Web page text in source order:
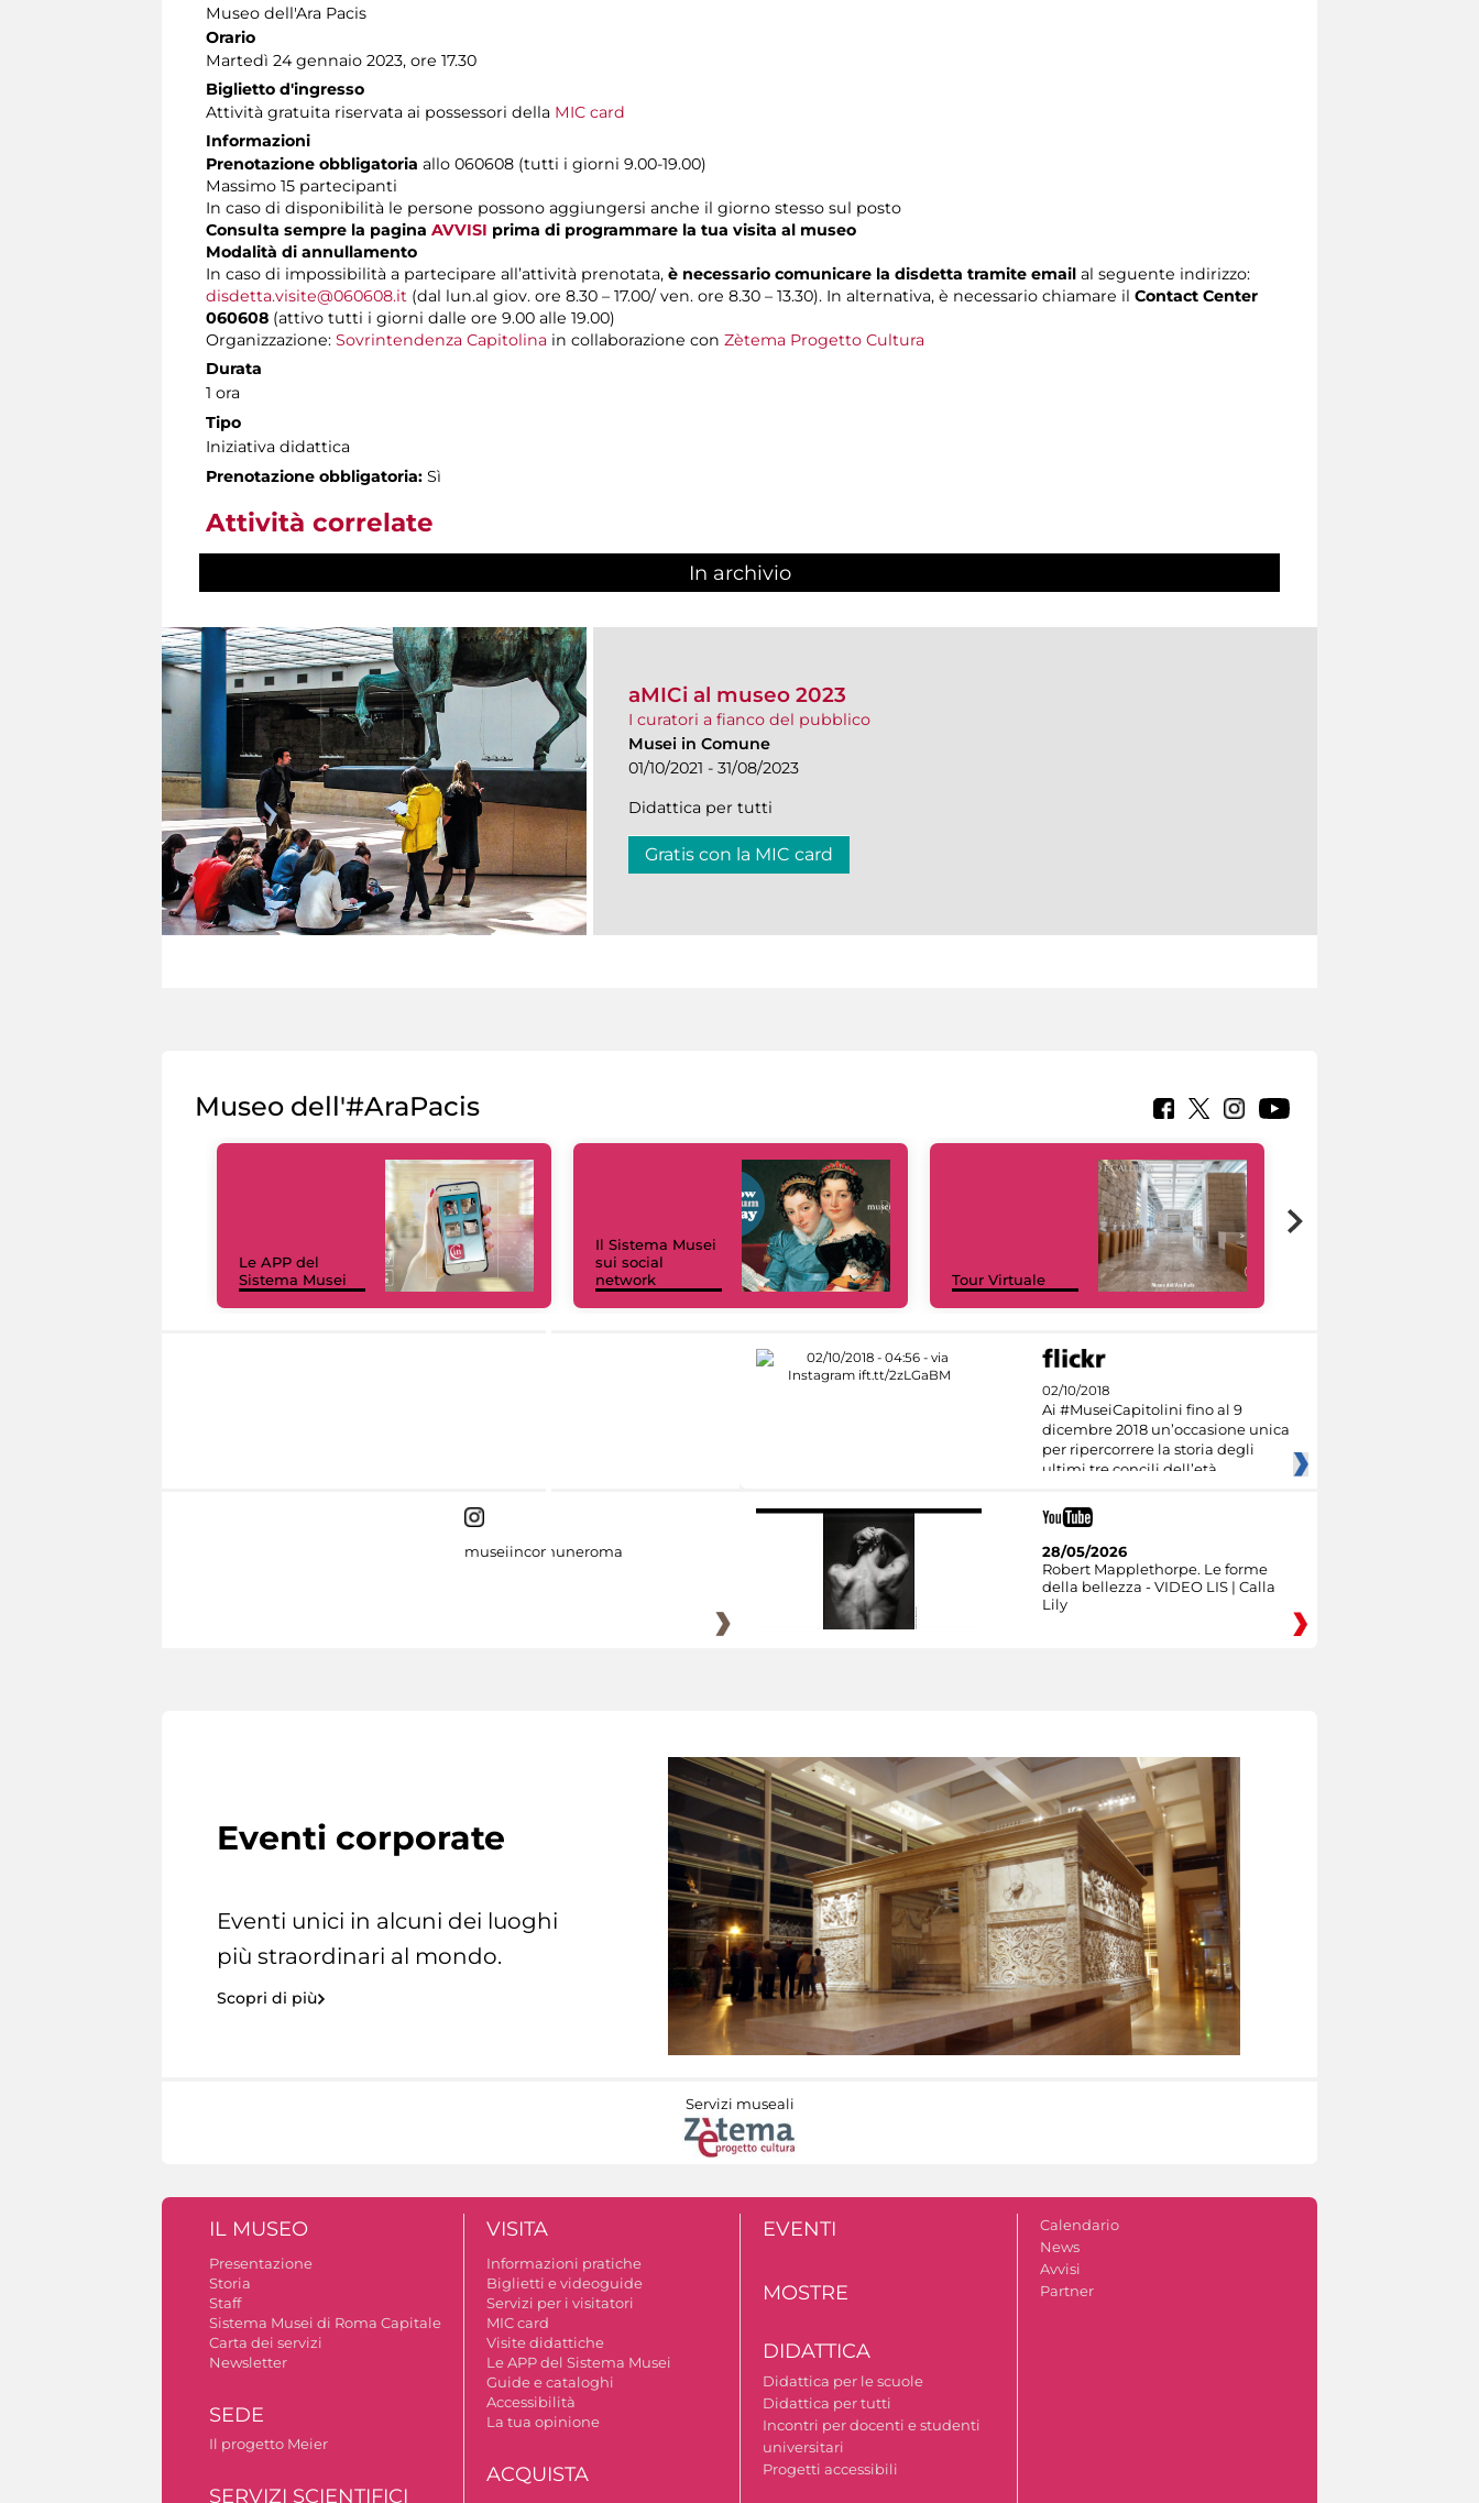
Museo dell'Ara Pacis
Orario
Martedì 24 gennaio 2023, ore 17.30
Biglietto d'ingresso
Attività gratuita riservata ai possessori della MIC card
Informazioni
Prenotazione obbligatoria allo 060608 (tutti i giorni 9.00-19.00)
Massimo 15 partecipanti
In caso di disponibilità le persone possono aggiungersi anche il giorno stesso sul posto
Consulta sempre la pagina AVVISI prima di programmare la tua visita al museo
Modalità di annullamento
In caso di impossibilità a partecipare all’attività prenotata, è necessario comunicare la disdetta tramite email al seguente indirizzo:
disdetta.visite@060608.it (dal lun.al giov. ore 8.30 – 17.00/ ven. ore 8.30 – 13.30). In alternativa, è necessario chiamare il Contact Center
060608 (attivo tutti i giorni dalle ore 9.00 alle 19.00)
Organizzazione: Sovrintendenza Capitolina in collaborazione con Zètema Progetto Cultura
Durata
1 ora
Tipo
Iniziativa didattica
Prenotazione obbligatoria: Sì
Attività correlate
In archivio
aMICi al museo 2023
I curatori a fianco del pubblico
Musei in Comune
01/10/2021 - 31/08/2023
Didattica per tutti
Gratis con la MIC card
Museo dell'#AraPacis
Le APP del
Sistema Musei
Il Sistema Musei
sui social
network
Tour Virtuale
02/10/2018
Ai #MuseiCapitolini fino al 9
dicembre 2018 un’occasione unica
per ripercorrere la storia degli
ultimi tre concili dell’età
museiincomuneroma
28/05/2026
Robert Mapplethorpe. Le forme
della bellezza - VIDEO LIS | Calla
Lily
Eventi corporate
Eventi unici in alcuni dei luoghi
più straordinari al mondo.
Scopri di più
Servizi museali
IL MUSEO
Presentazione
Storia
Staff
Sistema Musei di Roma Capitale
Carta dei servizi
Newsletter
SEDE
Il progetto Meier
SERVIZI SCIENTIFICI
VISITA
Informazioni pratiche
Biglietti e videoguide
Servizi per i visitatori
MIC card
Visite didattiche
Le APP del Sistema Musei
Guide e cataloghi
Accessibilità
La tua opinione
ACQUISTA
EVENTI
MOSTRE
DIDATTICA
Didattica per le scuole
Didattica per tutti
Incontri per docenti e studenti
universitari
Progetti accessibili
Calendario
News
Avvisi
Partner